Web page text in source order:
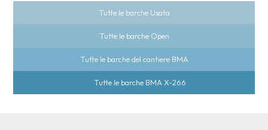
Tutte le barche Usata
Tutte le barche Open
Tutte le barche del cantiere BMA
Tutte le barche BMA X-266